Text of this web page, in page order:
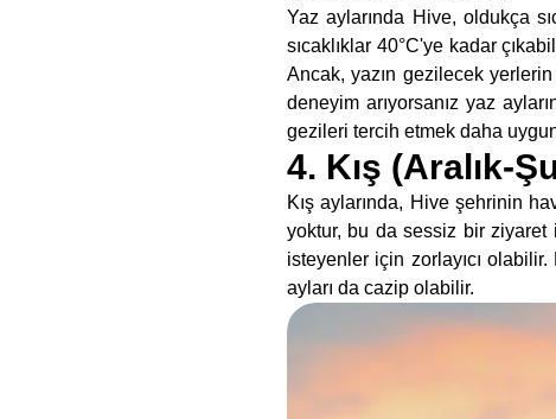
Yaz aylarında Hive, oldukça
sıcaklıklar 40°C'ye kadar
Ancak, yazın gezilecek
deneyim arıyorsanız yaz
gezileri tercih etmek daha
4. Kış (Aralık-
Kış aylarında, Hive şehrinin
yoktur, bu da sessiz bir ziyaret
isteyenler için zorlayıcı
ayları da cazip olabilir.